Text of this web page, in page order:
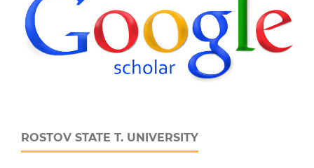
ROSTOV STATE T. UNIVERSITY